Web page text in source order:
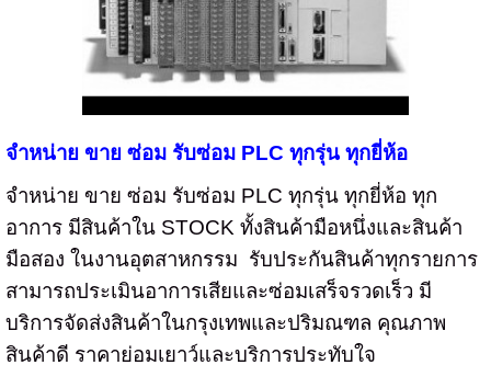
จำหน่าย ขาย ซ่อม รับซ่อม PLC ทุกรุ่น ทุกยี่ห้อ
จำหน่าย ขาย ซ่อม รับซ่อม PLC ทุกรุ่น ทุกยี่ห้อ ทุก
อาการ มีสินค้าในSTOCK ทั้งสินค้ามือหนึ่งและสินค้า
มือสอง ในงานอุตสาหกรรม รับประกันสินค้าทุกรายการ
สามารถประเมินอาการเสียและซ่อมเสร็จรวดเร็ว มี
บริการจัดส่งสินค้าในกรุงเทพและปริมณฑล คุณภาพ
สินค้าดี ราคาย่อมเยาว์และบริการประทับใจ